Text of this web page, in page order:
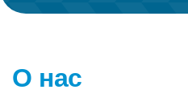
О нас